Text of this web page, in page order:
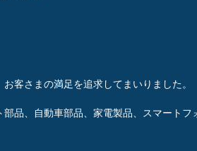
客さまの満足を追求してまいりました。
品、自動車部品、家電製品、スマートフ